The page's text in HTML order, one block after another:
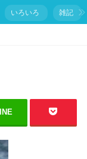
いろいろ 雑記